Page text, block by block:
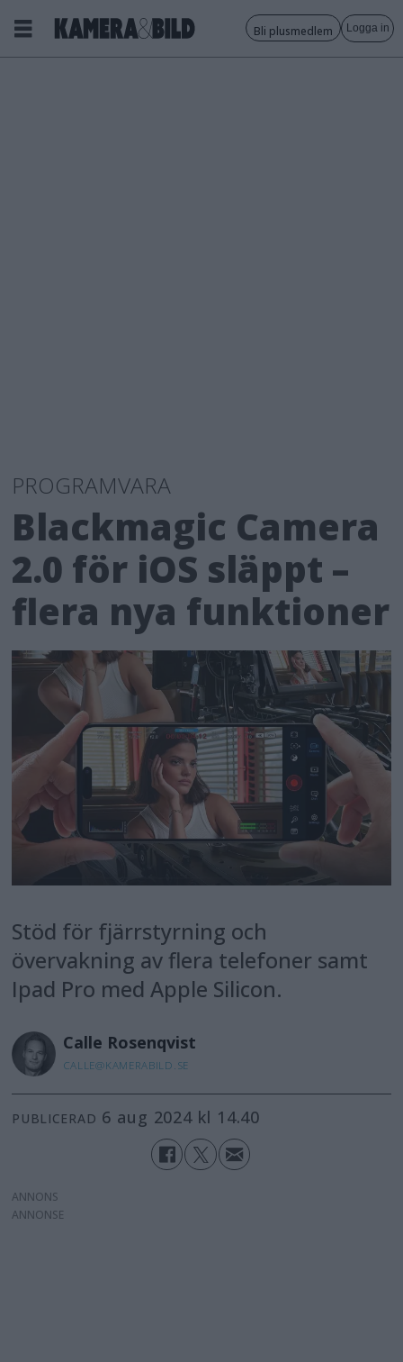
Bli plusmedlem Logga in
PROGRAMVARA
Blackmagic Camera
2.0 för iOS släppt –
flera nya funktioner
Stöd för fjärrstyrning och
övervakning av flera telefoner samt
Ipad Pro med Apple Silicon.
Calle Rosenqvist
CALLE@KAMERABILD.SE
PUBLICERAD 6 aug 2024 kl 14.40
ANNONS